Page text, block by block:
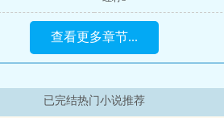
查看更多章节...
已完结热门小说推荐